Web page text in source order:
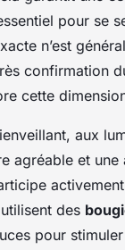
pour se
n’est
confirmation
cette
aux
agréable et une
des
pour